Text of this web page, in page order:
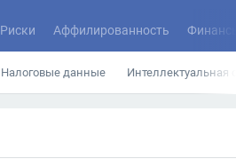
Риски Аффилированность
Налоговые данные Интеллектуальная